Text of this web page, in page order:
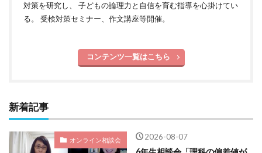
対策を研究し、 子どもの論理力と自信を育む指導を心掛けてい
る。 受検対策セミナー、作文講座等開催。
コンテンツ一覧はこちら
新着記事
オンライン相談会 2026-08-07